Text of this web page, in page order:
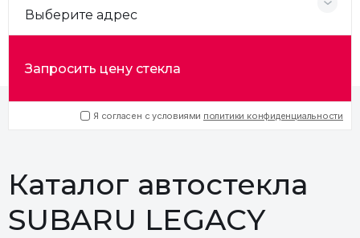
Выберите адрес
Запросить цену стекла
Я согласен с условиями политики конфиденциальности
Каталог автостекла
SUBARU LEGACY